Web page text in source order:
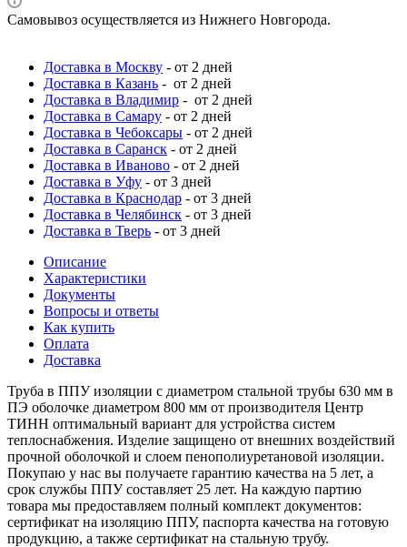
Самовывоз осуществляется из Нижнего Новгорода.
Доставка в Москву - от 2 дней
Доставка в Казань - от 2 дней
Доставка в Владимир - от 2 дней
Доставка в Самару - от 2 дней
Доставка в Чебоксары - от 2 дней
Доставка в Саранск - от 2 дней
Доставка в Иваново - от 2 дней
Доставка в Уфу - от 3 дней
Доставка в Краснодар - от 3 дней
Доставка в Челябинск - от 3 дней
Доставка в Тверь - от 3 дней
Описание
Характеристики
Документы
Вопросы и ответы
Как купить
Оплата
Доставка
Труба в ППУ изоляции с диаметром стальной трубы 630 мм в
ПЭ оболочке диаметром 800 мм от производителя Центр
ТИНН оптимальный вариант для устройства систем
теплоснабжения. Изделие защищено от внешних воздействий
прочной оболочкой и слоем пенополиуретановой изоляции.
Покупаю у нас вы получаете гарантию качества на 5 лет, а
срок службы ППУ составляет 25 лет. На каждую партию
товара мы предоставляем полный комплект документов:
сертификат на изоляцию ППУ, паспорта качества на готовую
продукцию, а также сертификат на стальную трубу.